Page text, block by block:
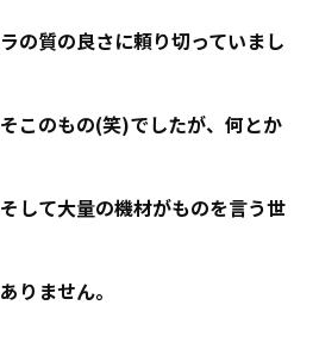
の質の良さに頼り切っていまし
このもの(笑)でしたが、何とか
して大量の機材がものを言う世
りません。